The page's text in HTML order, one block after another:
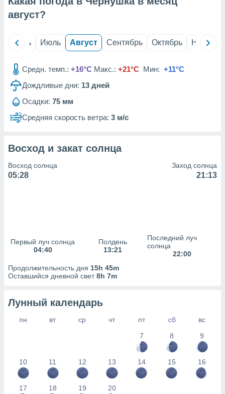
из
данных
наших 1199
август?
Июнь Июль Август Сентябрь Октябрь Ноябрь
Средн. темп.: +16°C Макс.: +21°C Мин: +11°C
Дождливые дни: 13 дней
Осадки: 75 мм
Средняя скорость ветра: 3 м/с
Восход и закат солнца
Восход солнца
05:28
Заход солнца
21:13
Первый луч солнца
04:40
Полдень
13:21
Последний луч
солнца
22:00
Продолжительность дня 15h 45m
Оставшийся дневной свет8h 7m
Лунный календарь
пн вт ср чт пт сб
вс
7
8 9
10 11 12 13 14 15 16
17 18 19 20